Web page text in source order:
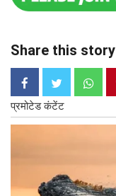
Share this story